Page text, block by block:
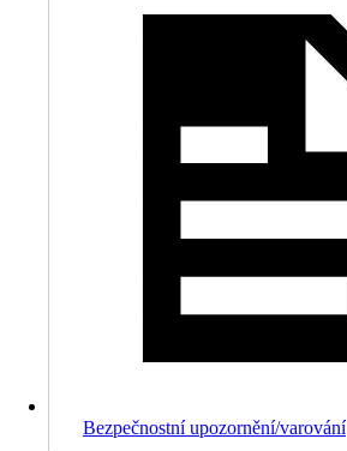
Bezpečnostní upozornění/varování